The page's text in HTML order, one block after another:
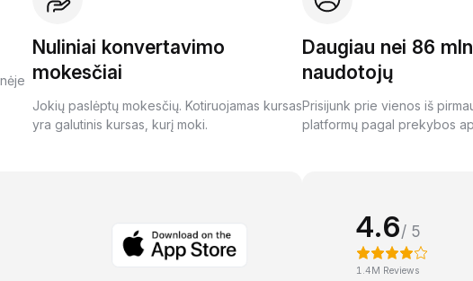
Nuliniai konvertavimo
mokesčiai
Jokių paslėptų mokesčių. Kotiruojamas kursas
yra galutinis kursas, kurį moki.
Daugiau nei 86
naudotojų
Prisijunk prie vienos iš
platformų pagal prekybos
4.6/ 5
1.4M Reviews